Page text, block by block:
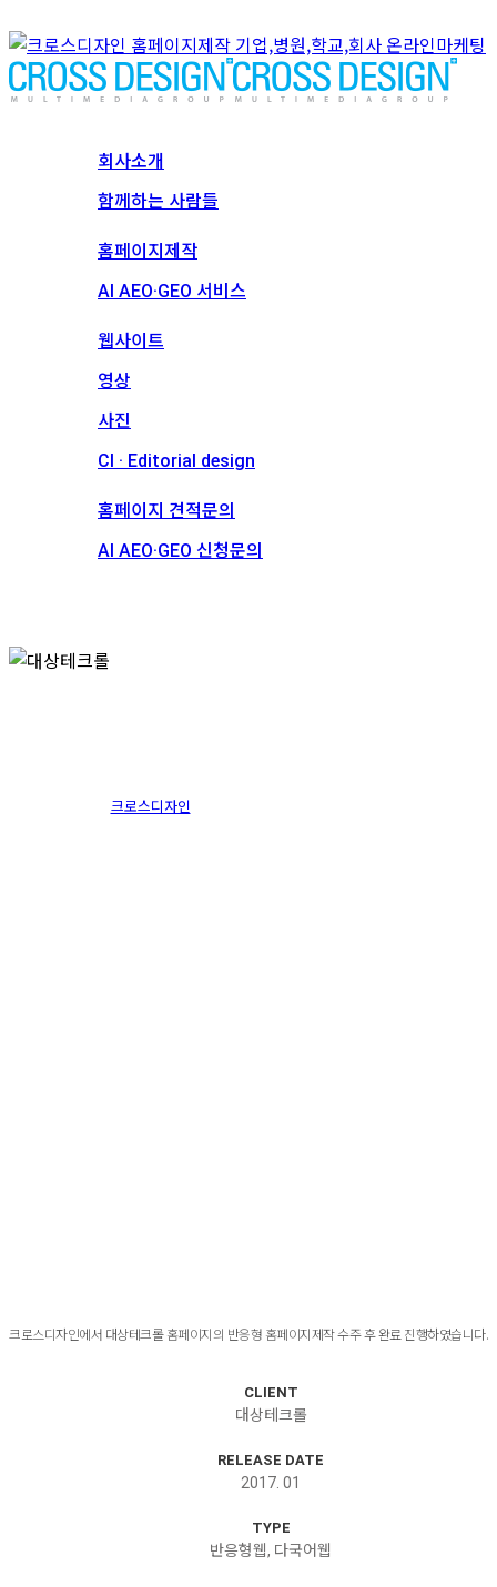
회사소개
함께하는 사람들
홈페이지제작
AI AEO·GEO 서비스
웹사이트
영상
사진
CI · Editorial design
홈페이지 견적문의
AI AEO·GEO 신청문의
크로스디자인
크로스디자인에서 대상테크롤 홈페이지의 반응형 홈페이지제작 수주 후 완료 진행하였습니다.
CLIENT
대상테크롤
RELEASE DATE
2017. 01
TYPE
반응형웹, 다국어웹